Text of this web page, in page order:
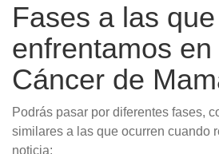
Fases a las
enfrentamos en
Cáncer de
Podrás pasar por diferentes fases,
similares a las que ocurren cuando
noticia: